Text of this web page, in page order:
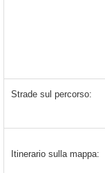
Strade sul percorso:
Itinerario sulla mappa: